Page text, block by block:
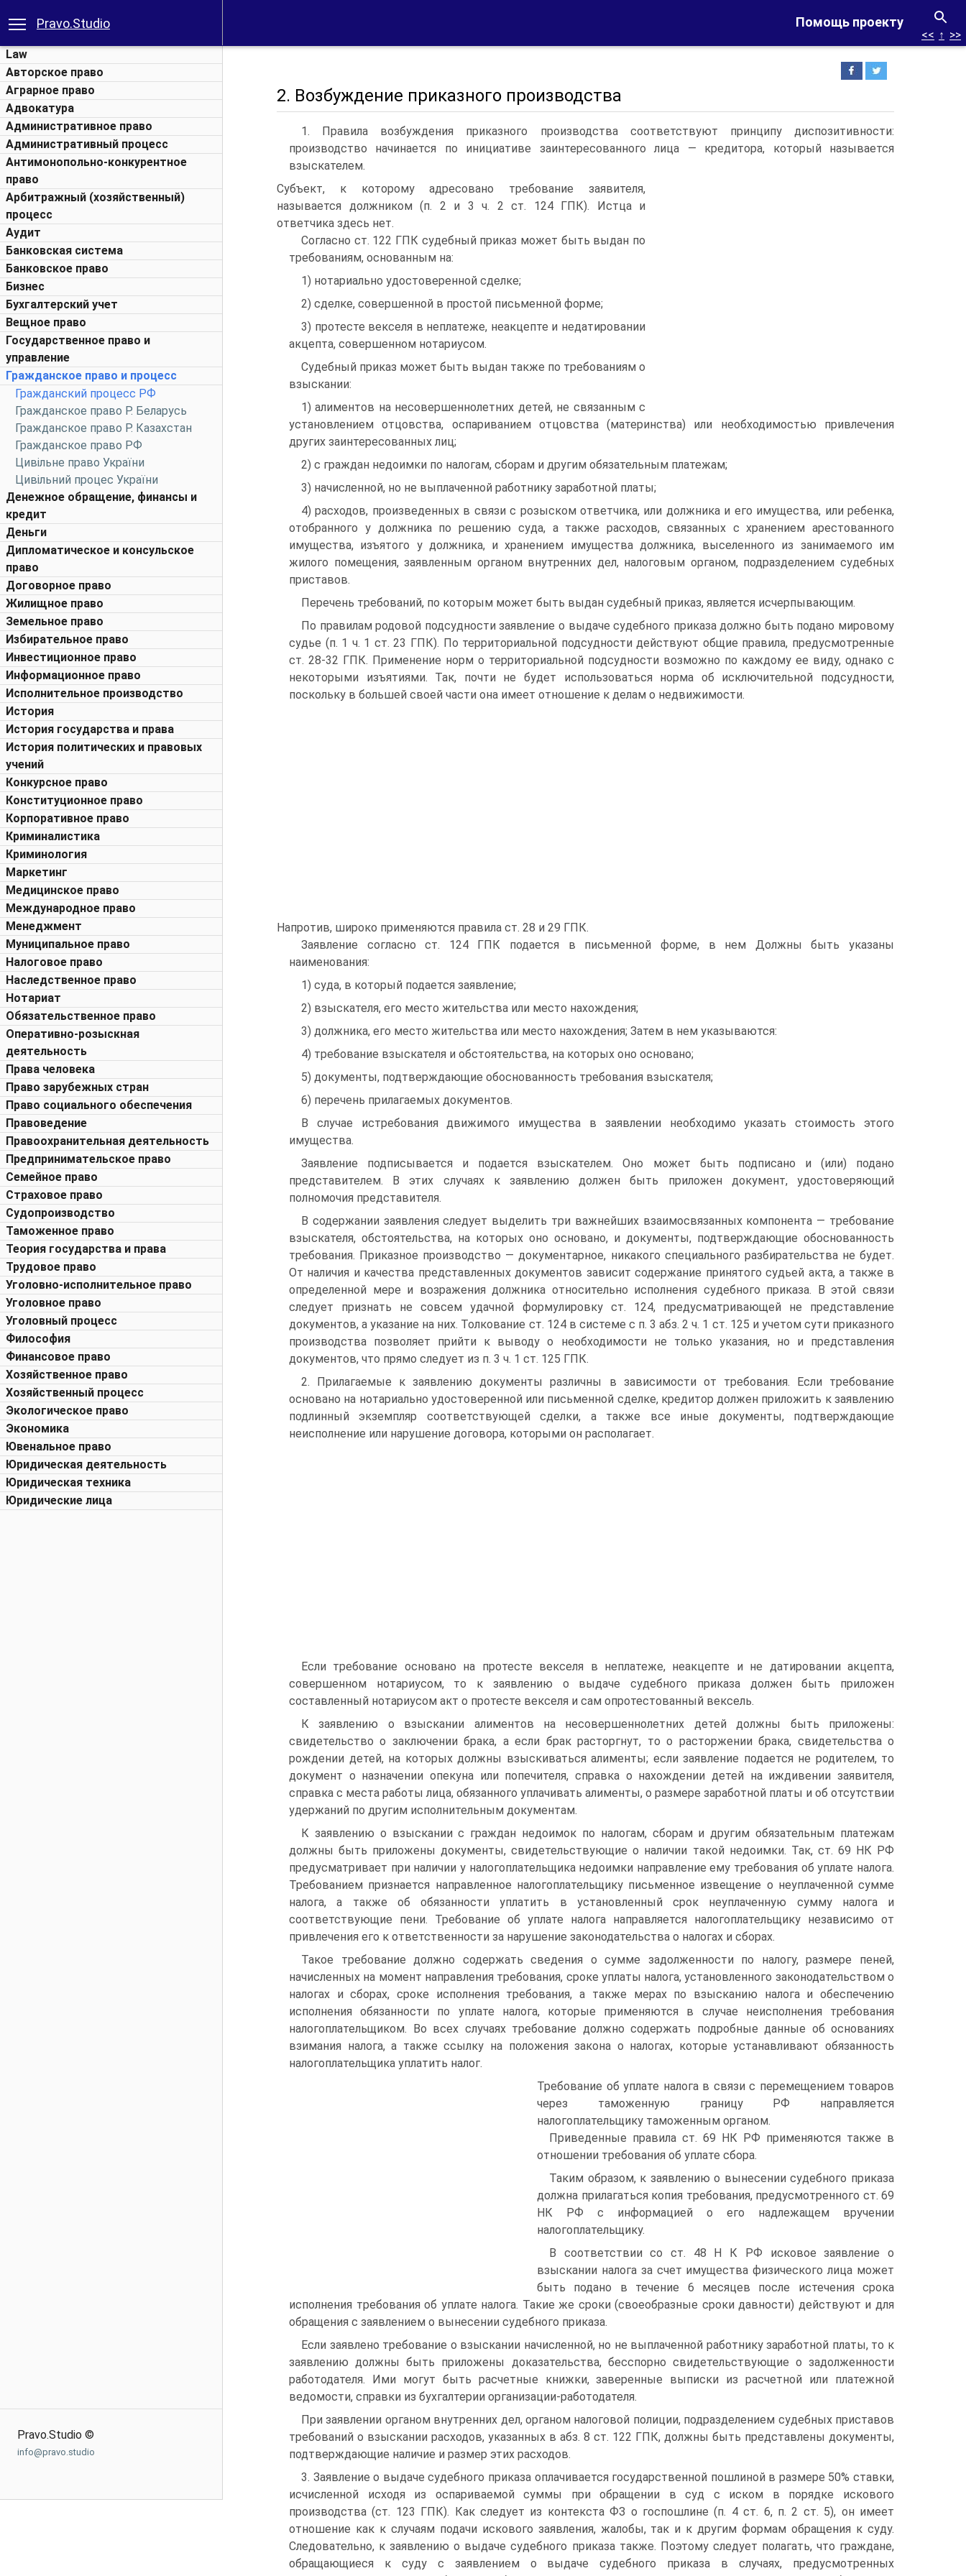
Помощь проекту
Pravo.Studio
Law
Авторское право
Аграрное право
Адвокатура
Административное право
Административный процесс
Антимонопольно-конкурентное
право
Арбитражный (хозяйственный)
процесс
Аудит
Банковская система
Банковское право
Бизнес
Бухгалтерский учет
Вещное право
Государственное право и
управление
Гражданское право и процесс
Гражданский процесс РФ
Гражданское право Р. Беларусь
Гражданское право Р. Казахстан
Гражданское право РФ
Цивільне право України
Цивільний процес України
Денежное обращение, финансы и
кредит
Деньги
Дипломатическое и консульское
право
Договорное право
Жилищное право
Земельное право
Избирательное право
Инвестиционное право
Информационное право
Исполнительное производство
История
История государства и права
История политических и правовых
учений
Конкурсное право
Конституционное право
Корпоративное право
Криминалистика
Криминология
Маркетинг
Медицинское право
Международное право
Менеджмент
Муниципальное право
Налоговое право
Наследственное право
Нотариат
Обязательственное право
Оперативно-розыскная
деятельность
Права человека
Право зарубежных стран
Право социального обеспечения
Правоведение
Правоохранительная деятельность
Предпринимательское право
Семейное право
Страховое право
Судопроизводство
Таможенное право
Теория государства и права
Трудовое право
Уголовно-исполнительное право
Уголовное право
Уголовный процесс
Философия
Финансовое право
Хозяйственное право
Хозяйственный процесс
Экологическое право
Экономика
Ювенальное право
Юридическая деятельность
Юридическая техника
Юридические лица
Pravo.Studio ©
info@pravo.studio
<< ↑ >>
2. Возбуждение приказного производства
1. Правила возбуждения приказного производства соответствуют принципу диспозитивности:
производство начинается по инициативе заинтересованного лица — кредитора, который называется
взыскателем.
Субъект, к которому адресовано требование заявителя,
называется должником (п. 2 и 3 ч. 2 ст. 124 ГПК). Истца и
ответчика здесь нет.
Согласно ст. 122 ГПК судебный приказ может быть выдан по
требованиям, основанным на:
1) нотариально удостоверенной сделке;
2) сделке, совершенной в простой письменной форме;
3) протесте векселя в неплатеже, неакцепте и недатировании
акцепта, совершенном нотариусом.
Судебный приказ может быть выдан также по требованиям о
взыскании:
1) алиментов на несовершеннолетних детей, не связанным с
установлением отцовства, оспариванием отцовства (материнства) или необходимостью привлечения
других заинтересованных лиц;
2) с граждан недоимки по налогам, сборам и другим обязательным платежам;
3) начисленной, но не выплаченной работнику заработной платы;
4) расходов, произведенных в связи с розыском ответчика, или должника и его имущества, или ребенка,
отобранного у должника по решению суда, а также расходов, связанных с хранением арестованного
имущества, изъятого у должника, и хранением имущества должника, выселенного из занимаемого им
жилого помещения, заявленным органом внутренних дел, налоговым органом, подразделением судебных
приставов.
Перечень требований, по которым может быть выдан судебный приказ, является исчерпывающим.
По правилам родовой подсудности заявление о выдаче судебного приказа должно быть подано мировому
судье (п. 1 ч. 1 ст. 23 ГПК). По территориальной подсудности действуют общие правила, предусмотренные
ст. 28-32 ГПК. Применение норм о территориальной подсудности возможно по каждому ее виду, однако с
некоторыми изъятиями. Так, почти не будет использоваться норма об исключительной подсудности,
поскольку в большей своей части она имеет отношение к делам о недвижимости.
Напротив, широко применяются правила ст. 28 и 29 ГПК.
Заявление согласно ст. 124 ГПК подается в письменной форме, в нем Должны быть указаны
наименования:
1) суда, в который подается заявление;
2) взыскателя, его место жительства или место нахождения;
3) должника, его место жительства или место нахождения; Затем в нем указываются:
4) требование взыскателя и обстоятельства, на которых оно основано;
5) документы, подтверждающие обоснованность требования взыскателя;
6) перечень прилагаемых документов.
В случае истребования движимого имущества в заявлении необходимо указать стоимость этого
имущества.
Заявление подписывается и подается взыскателем. Оно может быть подписано и (или) подано
представителем. В этих случаях к заявлению должен быть приложен документ, удостоверяющий
полномочия представителя.
В содержании заявления следует выделить три важнейших взаимосвязанных компонента — требование
взыскателя, обстоятельства, на которых оно основано, и документы, подтверждающие обоснованность
требования. Приказное производство — документарное, никакого специального разбирательства не будет.
От наличия и качества представленных документов зависит содержание принятого судьей акта, а также в
определенной мере и возражения должника относительно исполнения судебного приказа. В этой связи
следует признать не совсем удачной формулировку ст. 124, предусматривающей не представление
документов, а указание на них. Толкование ст. 124 в системе с п. 3 абз. 2 ч. 1 ст. 125 и учетом сути приказного
производства позволяет прийти к выводу о необходимости не только указания, но и представления
документов, что прямо следует из п. 3 ч. 1 ст. 125 ГПК.
2. Прилагаемые к заявлению документы различны в зависимости от требования. Если требование
основано на нотариально удостоверенной или письменной сделке, кредитор должен приложить к заявлению
подлинный экземпляр соответствующей сделки, а также все иные документы, подтверждающие
неисполнение или нарушение договора, которыми он располагает.
Если требование основано на протесте векселя в неплатеже, неакцепте и не датировании акцепта,
совершенном нотариусом, то к заявлению о выдаче судебного приказа должен быть приложен
составленный нотариусом акт о протесте векселя и сам опротестованный вексель.
К заявлению о взыскании алиментов на несовершеннолетних детей должны быть приложены:
свидетельство о заключении брака, а если брак расторгнут, то о расторжении брака, свидетельства о
рождении детей, на которых должны взыскиваться алименты; если заявление подается не родителем, то
документ о назначении опекуна или попечителя, справка о нахождении детей на иждивении заявителя,
справка с места работы лица, обязанного уплачивать алименты, о размере заработной платы и об отсутствии
удержаний по другим исполнительным документам.
К заявлению о взыскании с граждан недоимок по налогам, сборам и другим обязательным платежам
должны быть приложены документы, свидетельствующие о наличии такой недоимки. Так, ст. 69 НК РФ
предусматривает при наличии у налогоплательщика недоимки направление ему требования об уплате налога.
Требованием признается направленное налогоплательщику письменное извещение о неуплаченной сумме
налога, а также об обязанности уплатить в установленный срок неуплаченную сумму налога и
соответствующие пени. Требование об уплате налога направляется налогоплательщику независимо от
привлечения его к ответственности за нарушение законодательства о налогах и сборах.
Такое требование должно содержать сведения о сумме задолженности по налогу, размере пеней,
начисленных на момент направления требования, сроке уплаты налога, установленного законодательством о
налогах и сборах, сроке исполнения требования, а также мерах по взысканию налога и обеспечению
исполнения обязанности по уплате налога, которые применяются в случае неисполнения требования
налогоплательщиком. Во всех случаях требование должно содержать подробные данные об основаниях
взимания налога, а также ссылку на положения закона о налогах, которые устанавливают обязанность
налогоплательщика уплатить налог.
Требование об уплате налога в связи с перемещением товаров
через таможенную границу РФ направляется
налогоплательщику таможенным органом.
Приведенные правила ст. 69 НК РФ применяются также в
отношении требования об уплате сбора.
Таким образом, к заявлению о вынесении судебного приказа
должна прилагаться копия требования, предусмотренного ст. 69
НК РФ с информацией о его надлежащем вручении
налогоплательщику.
В соответствии со ст. 48 Н К РФ исковое заявление о
взыскании налога за счет имущества физического лица может
быть подано в течение 6 месяцев после истечения срока
исполнения требования об уплате налога. Такие же сроки (своеобразные сроки давности) действуют и для
обращения с заявлением о вынесении судебного приказа.
Если заявлено требование о взыскании начисленной, но не выплаченной работнику заработной платы, то к
заявлению должны быть приложены доказательства, бесспорно свидетельствующие о задолженности
работодателя. Ими могут быть расчетные книжки, заверенные выписки из расчетной или платежной
ведомости, справки из бухгалтерии организации-работодателя.
При заявлении органом внутренних дел, органом налоговой полиции, подразделением судебных приставов
требований о взыскании расходов, указанных в абз. 8 ст. 122 ГПК, должны быть представлены документы,
подтверждающие наличие и размер этих расходов.
3. Заявление о выдаче судебного приказа оплачивается государственной пошлиной в размере 50% ставки,
исчисленной исходя из оспариваемой суммы при обращении в суд с иском в порядке искового
производства (ст. 123 ГПК). Как следует из контекста ФЗ о госпошлине (п. 4 ст. 6, п. 2 ст. 5), он имеет
отношение как к случаям подачи искового заявления, жалобы, так и к другим формам обращения к суду.
Следовательно, к заявлению о выдаче судебного приказа также. Поэтому следует полагать, что граждане,
обращающиеся к суду с заявлением о выдаче судебного приказа в случаях, предусмотренных